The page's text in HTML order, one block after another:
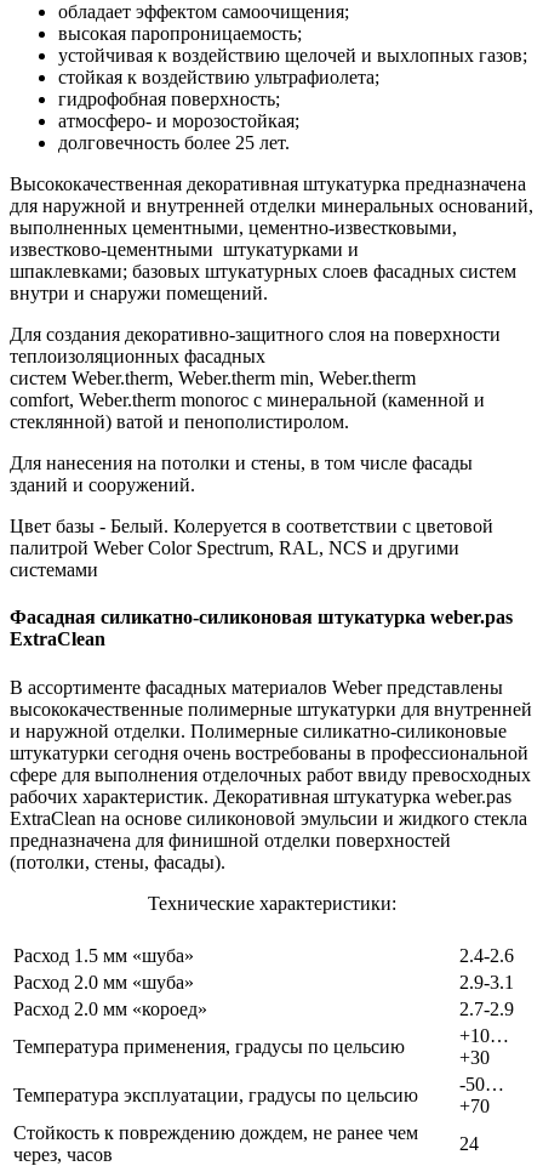
обладает эффектом самоочищения;
высокая паропроницаемость;
устойчивая к воздействию щелочей и выхлопных газов;
стойкая к воздействию ультрафиолета;
гидрофобная поверхность;
атмосферо- и морозостойкая;
долговечность более 25 лет.
Высококачественная декоративная штукатурка предназначена
для наружной и внутренней отделки минеральных оснований,
выполненных цементными, цементно-известковыми,
известково-цементными штукатурками и
шпаклевками; базовых штукатурных слоев фасадных систем
внутри и снаружи помещений.
Для создания декоративно-защитного слоя на поверхности
теплоизоляционных фасадных
систем Weber.therm, Weber.therm min, Weber.therm
comfort, Weber.therm monoroc c минеральной (каменной и
стеклянной) ватой и пенополистиролом.
Для нанесения на потолки и стены, в том числе фасады
зданий и сооружений.
Цвет базы - Белый. Колеруется в соответствии с цветовой
палитрой Weber Color Spectrum, RAL, NCS и другими
системами
Фасадная силикатно-силиконовая штукатурка weber.pas
ExtraClean
В ассортименте фасадных материалов Weber представлены
высококачественные полимерные штукатурки для внутренней
и наружной отделки. Полимерные силикатно-силиконовые
штукатурки сегодня очень востребованы в профессиональной
сфере для выполнения отделочных работ ввиду превосходных
рабочих характеристик. Декоративная штукатурка weber.pas
ExtraClean на основе силиконовой эмульсии и жидкого стекла
предназначена для финишной отделки поверхностей
(потолки, стены, фасады).
Технические характеристики:
Расход 1.5 мм «шуба»
2.4-2.6
Расход 2.0 мм «шуба»
2.9-3.1
Расход 2.0 мм «короед»
2.7-2.9
Температура применения, градусы по цельсию
+10…
+30
Температура эксплуатации, градусы по цельсию
-50…
+70
Стойкость к повреждению дождем, не ранее чем
через, часов
24